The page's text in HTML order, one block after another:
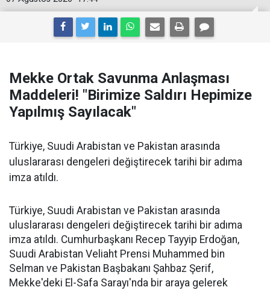
Mekke Ortak Savunma Anlaşması
Maddeleri! "Birimize Saldırı Hepimize
Yapılmış Sayılacak"
Türkiye, Suudi Arabistan ve Pakistan arasında
uluslararası dengeleri değiştirecek tarihi bir adıma
imza atıldı.
Türkiye, Suudi Arabistan ve Pakistan arasında
uluslararası dengeleri değiştirecek tarihi bir adıma
imza atıldı. Cumhurbaşkanı Recep Tayyip Erdoğan,
Suudi Arabistan Veliaht Prensi Muhammed bin
Selman ve Pakistan Başbakanı Şahbaz Şerif,
Mekke'deki El-Safa Sarayı'nda bir araya gelerek